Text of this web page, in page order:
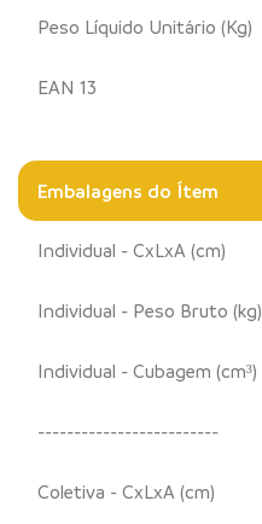
Peso Líquido Unitário (Kg)
EAN 13
Embalagens do Ítem
Individual - CxLxA (cm)
Individual - Peso Bruto (kg)
Individual - Cubagem (cm³)
-------------------------
Coletiva - CxLxA (cm)